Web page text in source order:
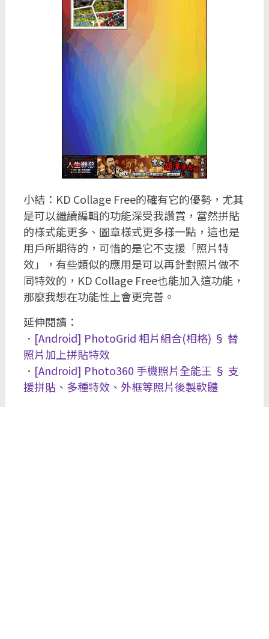
小結：KD Collage Free的確有它的優勢，尤其
是可以繼續編輯的功能深受我讚賞，當然拼貼
的樣式能更多、圖章樣式更多樣一點，這也是
用戶所期待的，可惜的是它不支援「照片特
效」，有些類似的應用是可以再針對照片做不
同特效的，KD Collage Free也能加入這功能，
那麼我想在功能性上會更完善。
延伸閱讀：
． [Android] PhotoGrid 相片組合(相格) § 替
照片加上拼貼特效
． [Android] Photo360 手機照片全能王 § 支
援拼貼、多種特效、外框等照片後製軟體